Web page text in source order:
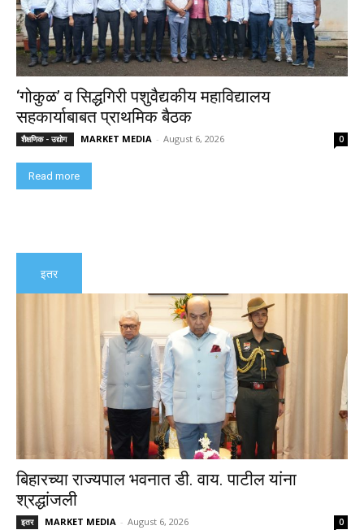
‘गोकुळ’ व सिद्धगिरी पशुवैद्यकीय महाविद्यालय
सहकार्याबाबत प्राथमिक बैठक
शैक्षणिक - उद्योग MARKET MEDIA - August 6, 2026 0
Read more
इतर
बिहारच्या राज्यपाल भवनात डी. वाय. पाटील यांना
श्रद्धांजली
इतर MARKET MEDIA - August 6, 2026 0